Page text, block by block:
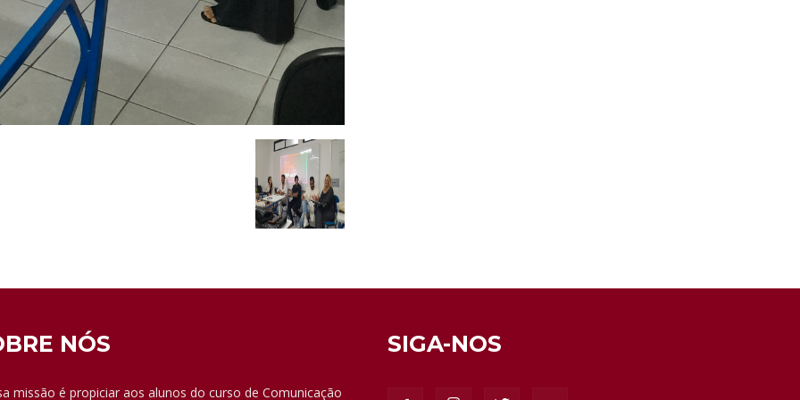
NÓS
missão é propiciar aos alunos do curso de Comunicação
SIGA-NOS